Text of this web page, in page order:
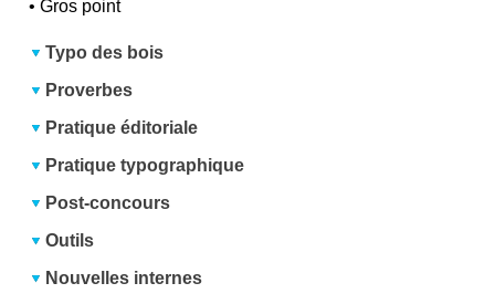
•Gros point
Typo des bois
Proverbes
Pratique éditoriale
Pratique typographique
Post-concours
Outils
Nouvelles internes